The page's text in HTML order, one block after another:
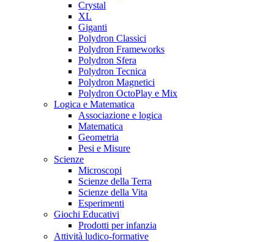
Crystal
XL
Giganti
Polydron Classici
Polydron Frameworks
Polydron Sfera
Polydron Tecnica
Polydron Magnetici
Polydron OctoPlay e Mix
Logica e Matematica
Associazione e logica
Matematica
Geometria
Pesi e Misure
Scienze
Microscopi
Scienze della Terra
Scienze della Vita
Esperimenti
Giochi Educativi
Prodotti per infanzia
Attività ludico-formative